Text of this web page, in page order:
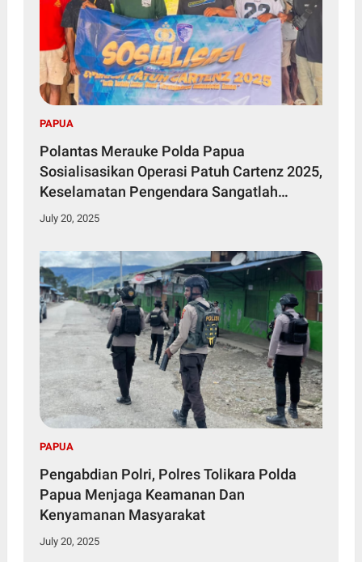
PAPUA
Polantas Merauke Polda Papua
Sosialisasikan Operasi Patuh Cartenz 2025,
Keselamatan Pengendara Sangatlah
Penting
July 20, 2025
PAPUA
Pengabdian Polri, Polres Tolikara Polda
Papua Menjaga Keamanan Dan
Kenyamanan Masyarakat
July 20, 2025